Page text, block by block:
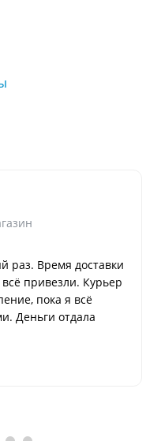
раз. Время доставки
привезли. Курьер
пока я всё
Деньги отдала